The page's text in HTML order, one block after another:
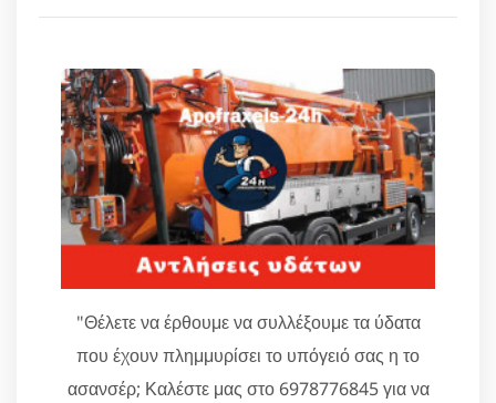
"Θέλετε να έρθουμε να συλλέξουμε τα ύδατα
που έχουν πλημμυρίσει το υπόγειό σας η το
ασανσέρ; Καλέστε μας στο 6978776845 για να